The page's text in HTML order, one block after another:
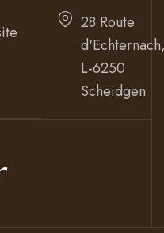
28 Route
L-6250
Scheidgen